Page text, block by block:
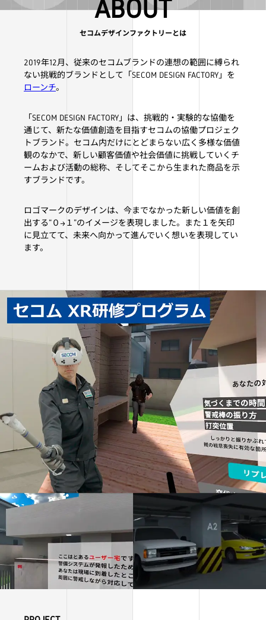
ABOUT
セコムデザインファクトリーとは
2019年12月、従来のセコムブランドの連想の範囲に縛られ
ない挑戦的ブランドとして「SECOM DESIGN FACTORY」を
ローンチ。
「SECOM DESIGN FACTORY」は、挑戦的・実験的な協働を
通じて、新たな価値創造を目指すセコムの協働プロジェク
トブランド。セコム内だけにとどまらない広く多様な価値
観のなかで、新しい顧客価値や社会価値に挑戦していくチ
ームおよび活動の総称、そしてそこから生まれた商品を示
すブランドです。
ロゴマークのデザインは、今までなかった新しい価値を創
出する“０→１”のイメージを表現しました。また１を矢印
に見立てて、未来へ向かって進んでいく想いを表現してい
ます。